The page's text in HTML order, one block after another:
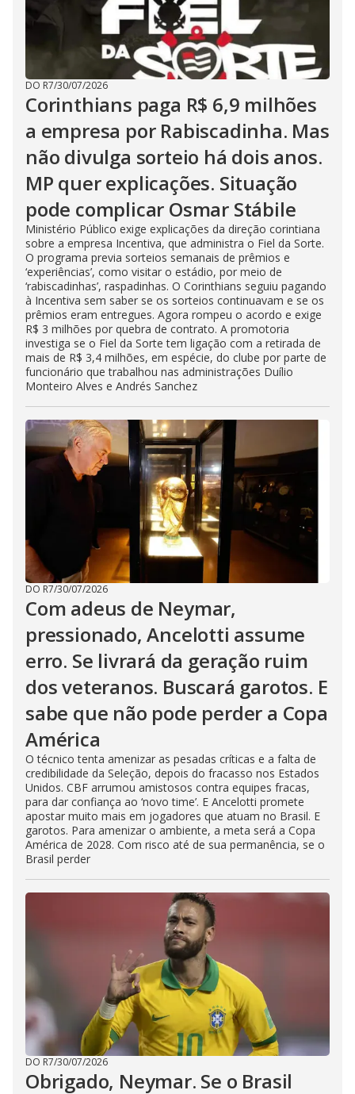
DO R7/30/07/2026
Corinthians paga R$ 6,9 milhões
a empresa por Rabiscadinha. Mas
não divulga sorteio há dois anos.
MP quer explicações. Situação
pode complicar Osmar Stábile
Ministério Público exige explicações da direção corintiana
sobre a empresa Incentiva, que administra o Fiel da Sorte.
O programa previa sorteios semanais de prêmios e
‘experiências’, como visitar o estádio, por meio de
‘rabiscadinhas’, raspadinhas. O Corinthians seguiu pagando
à Incentiva sem saber se os sorteios continuavam e se os
prêmios eram entregues. Agora rompeu o acordo e exige
R$ 3 milhões por quebra de contrato. A promotoria
investiga se o Fiel da Sorte tem ligação com a retirada de
mais de R$ 3,4 milhões, em espécie, do clube por parte de
funcionário que trabalhou nas administrações Duílio
Monteiro Alves e Andrés Sanchez
DO R7/30/07/2026
Com adeus de Neymar,
pressionado, Ancelotti assume
erro. Se livrará da geração ruim
dos veteranos. Buscará garotos. E
sabe que não pode perder a Copa
América
O técnico tenta amenizar as pesadas críticas e a falta de
credibilidade da Seleção, depois do fracasso nos Estados
Unidos. CBF arrumou amistosos contra equipes fracas,
para dar confiança ao ‘novo time’. E Ancelotti promete
apostar muito mais em jogadores que atuam no Brasil. E
garotos. Para amenizar o ambiente, a meta será a Copa
América de 2028. Com risco até de sua permanência, se o
Brasil perder
DO R7/30/07/2026
Obrigado, Neymar. Se o Brasil